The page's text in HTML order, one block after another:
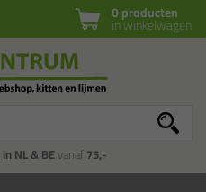
0 producten
in winkelwagen
in NL & BEvanaf75,-